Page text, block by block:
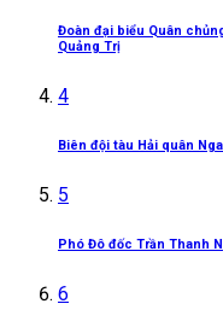
Đoàn đại biểu Quân
Quảng Trị
4
Biên đội tàu Hải quân
5
Phó Đô đốc Trần Thanh
6